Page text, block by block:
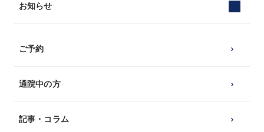
お知らせ
通院中の方
ご予約
記事・コラム